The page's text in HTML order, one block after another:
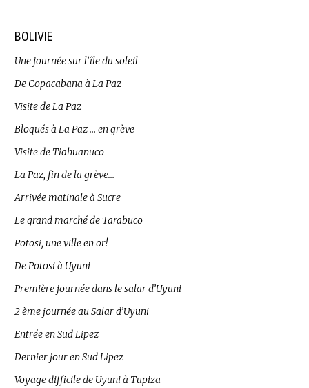
BOLIVIE
Une journée sur l’île du soleil
De Copacabana à La Paz
Visite de La Paz
Bloqués à La Paz … en grève
Visite de Tiahuanuco
La Paz, fin de la grève…
Arrivée matinale à Sucre
Le grand marché de Tarabuco
Potosi, une ville en or!
De Potosi à Uyuni
Première journée dans le salar d’Uyuni
2 ème journée au Salar d’Uyuni
Entrée en Sud Lipez
Dernier jour en Sud Lipez
Voyage difficile de Uyuni à Tupiza